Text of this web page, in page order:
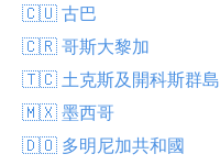
🇨🇺 古巴
🇨🇷 哥斯大黎加
🇹🇨 土克斯及開科斯群島
🇲🇽 墨西哥
🇩🇴 多明尼加共和國